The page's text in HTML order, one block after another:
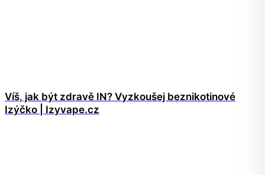
Víš, jak být zdravě IN? Vyzkoušej beznikotinové
Izýčko | Izyvape.cz